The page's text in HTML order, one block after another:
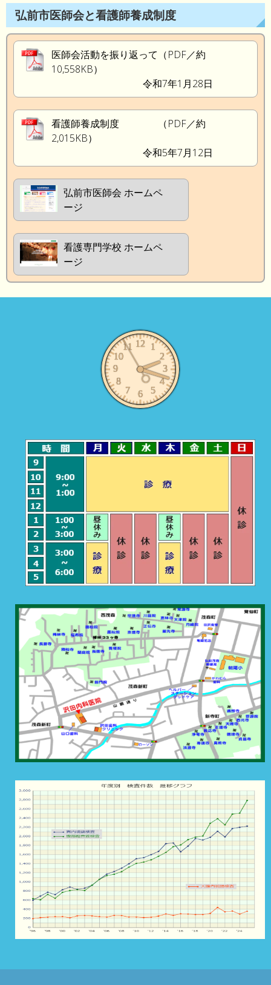
弘前市医師会と看護師養成制度
医師会活動を振り返って（PDF／約
10,558KB）
令和7年1月28日
看護師養成制度 （PDF／約
2,015KB）
令和5年7月12日
弘前市医師会 ホームペ
ージ
看護専門学校 ホームペ
ージ